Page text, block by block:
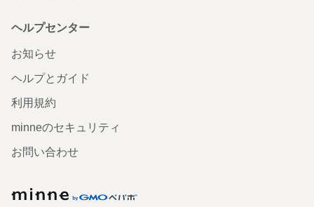
ヘルプセンター
お知らせ
ヘルプとガイド
利用規約
minneのセキュリティ
お問い合わせ